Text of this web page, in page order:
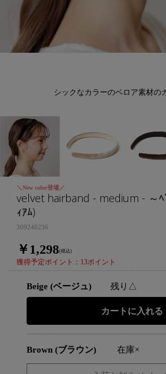
シックなカラーのベロア素材の
＼New color登場／
velvet hairband - medium - ～ﾍ
ｨｱﾑ)
309240236
￥1,298(税込)
獲得予定ポイント：13ポイント
Beige (ベージュ) 残り△
Brown (ブラウン) 在庫×